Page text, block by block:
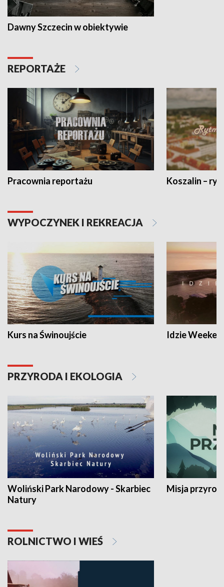
Dawny Szczecin w obiektywie
REPORTAŻE
Pracownia reportażu Koszalin –
WYPOCZYNEK I REKREACJA
Kurs na Świnoujście Idzie
PRZYRODA I EKOLOGIA
Woliński Park Narodowy - Skarbiec
Natury
Misja
ROLNICTWO I WIEŚ